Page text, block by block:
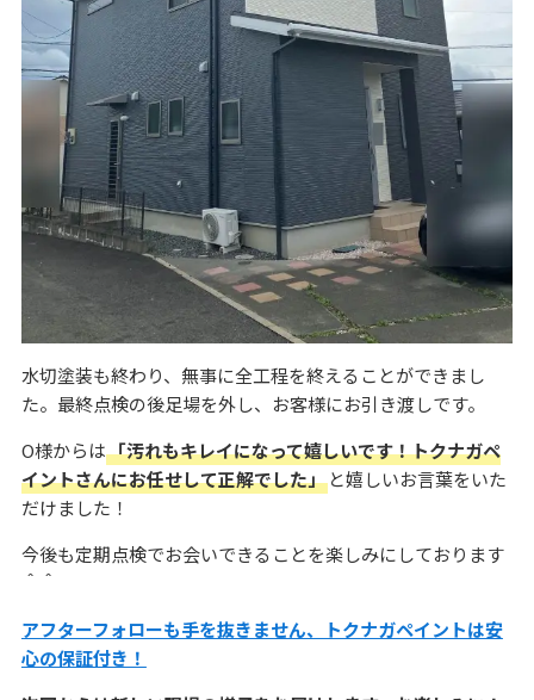
水切塗装も終わり、無事に全工程を終えることができまし
た。最終点検の後足場を外し、お客様にお引き渡しです。
O様からは「汚れもキレイになって嬉しいです！トクナガペ
イントさんにお任せして正解でした」と嬉しいお言葉をいた
だけました！
今後も定期点検でお会いできることを楽しみにしております
＾＾
アフターフォローも手を抜きません、トクナガペイントは安
心の保証付き！